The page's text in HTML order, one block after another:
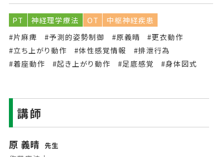
PT 神経理学療法 OT
中枢神経疾患
#片麻痺
#予測的姿勢制御 #原義晴
#更衣動作
#立ち上がり動作
#体性感覚情報
#排泄行為
#着座動作
#起き上がり動作 #足底感覚 #身体図式
講師
原 義晴 先生